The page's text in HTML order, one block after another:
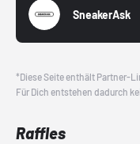
SneakerAsk
*Diese Seite enthält Partner-
Für Dich entstehen dadurch
Raffles